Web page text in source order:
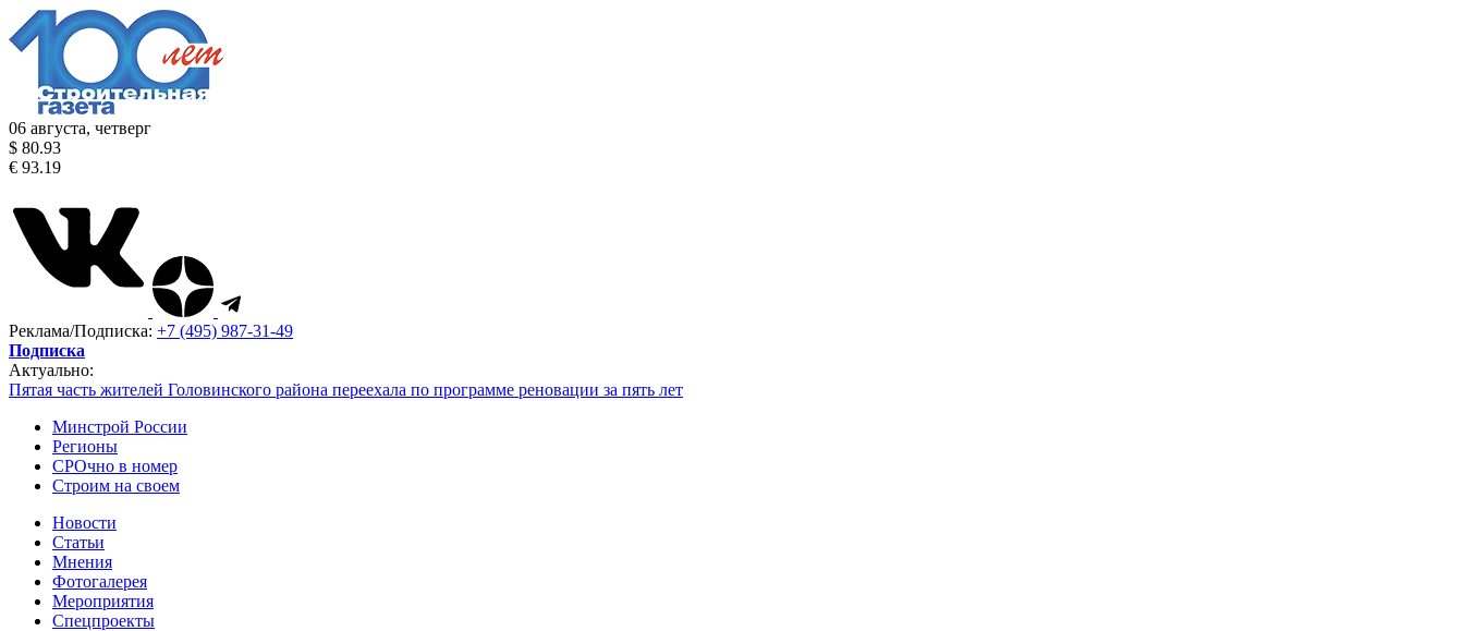
06 августа, четверг
$ 80.93
€ 93.19
Реклама/Подписка: +7 (495) 987-31-49
Подписка
Актуально:
Пятая часть жителей Головинского района переехала по программе реновации за пять лет
Минстрой России
Регионы
СРОчно в номер
Строим на своем
Новости
Статьи
Мнения
Фотогалерея
Мероприятия
Спецпроекты